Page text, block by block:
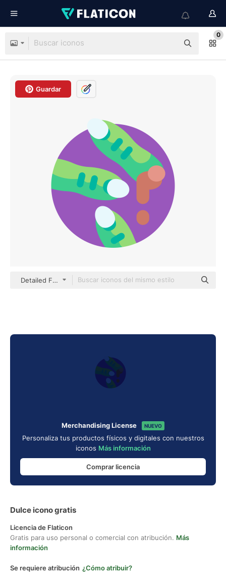
0
Guardar
Detailed Flat Circular Flat
Merchandising License NUEVO
Personaliza tus productos físicos y digitales con nuestros
iconos Más información
Comprar licencia
Dulce icono gratis
Licencia de Flaticon
Gratis para uso personal o comercial con atribución. Más
información
Se requiere atribución ¿Cómo atribuir?